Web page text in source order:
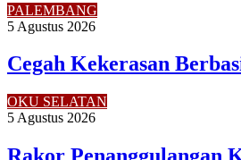
PALEMBANG
5 Agustus 2026
Cegah Kekerasan
OKU SELATAN
5 Agustus 2026